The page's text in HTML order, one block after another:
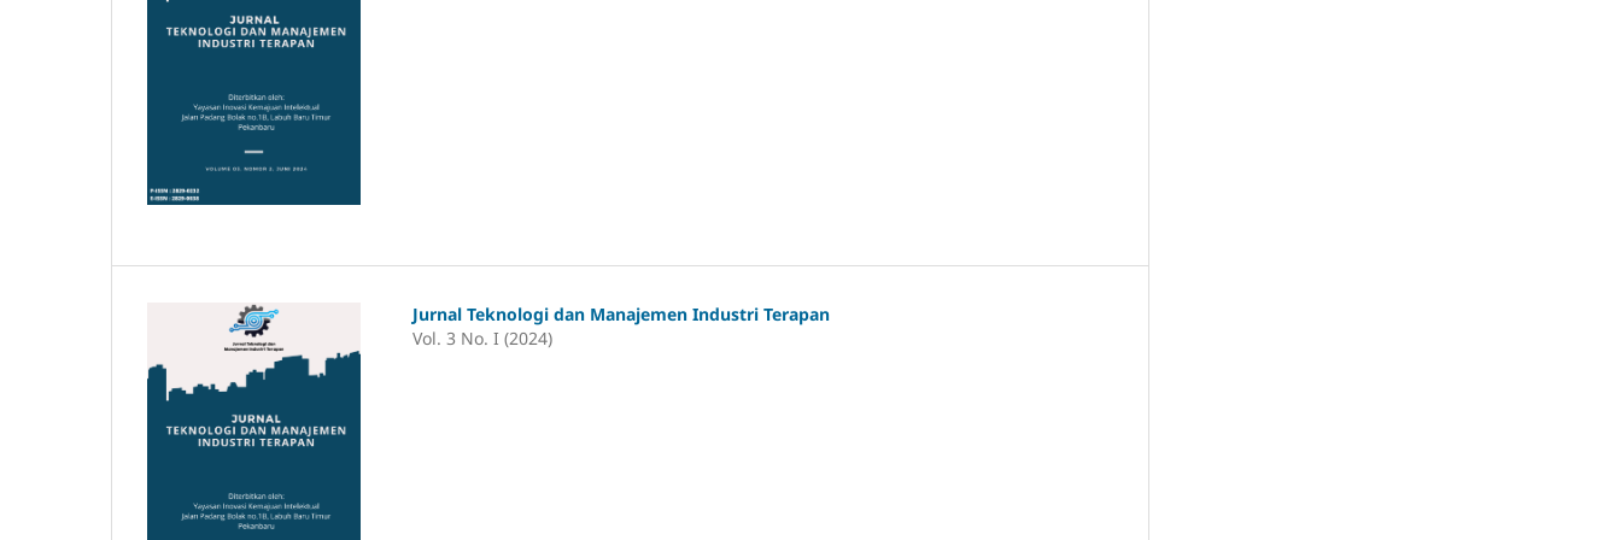
Jurnal Teknologi dan Manajemen Industri Terapan
Vol. 3 No. I (2024)